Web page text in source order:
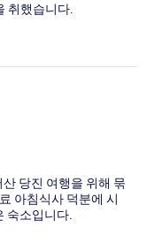
취했습니다.
당진 여행을 위해 묶
아침식사 덕분에 시
숙소입니다.